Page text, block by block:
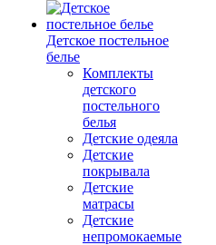
Детское постельное
белье
Комплекты
детского
постельного
белья
Детские одеяла
Детские
покрывала
Детские
матрасы
Детские
непромокаемые